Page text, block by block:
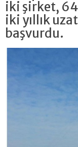
iki şirket,
iki yıllık
başvurdu.